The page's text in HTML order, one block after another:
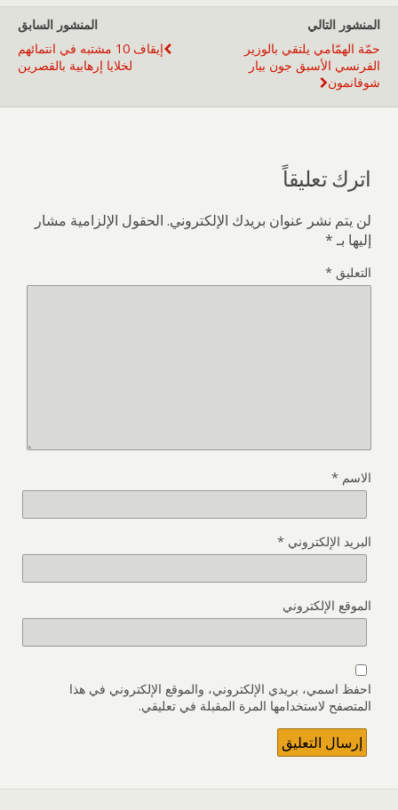
المنشور السابق
إيقاف 10 مشتبه في انتمائهم
لخلايا إرهابية بالقصرين
المنشور التالي
حمّة الهمّامي يلتقي بالوزير
الفرنسي الأسبق جون بيار
شوفانمون
اترك تعليقاً
لن يتم نشر عنوان بريدك الإلكتروني. الحقول الإلزامية مشار
إليها بـ*
التعليق *
الاسم *
البريد الإلكتروني *
الموقع الإلكتروني
احفظ اسمي، بريدي الإلكتروني، والموقع الإلكتروني في هذا
المتصفح لاستخدامها المرة المقبلة في تعليقي.